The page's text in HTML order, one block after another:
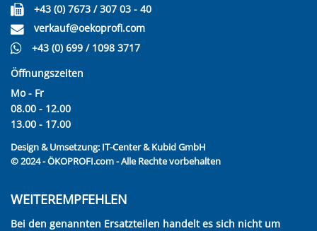
+43 (0) 7673 / 307 03 - 40
verkauf@oekoprofi.com
+43 (0) 699 / 1098 3717
Öffnungszeiten
Mo - Fr
08.00 - 12.00
13.00 - 17.00
Design & Umsetzung: IT-Center & Kubid GmbH
© 2024 - ÖKOPROFI.com - Alle Rechte vorbehalten
WEITEREMPFEHLEN
Bei den genannten Ersatzteilen handelt es sich nicht um